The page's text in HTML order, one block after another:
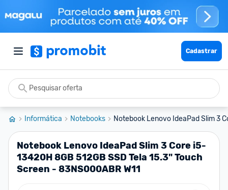
Cadastrar
Informática Notebooks Notebook Lenovo IdeaPad Slim 3
Notebook Lenovo IdeaPad Slim 3 Core i5-
13420H 8GB 512GB SSD Tela 15.3" Touch
Screen - 83NS000ABR W11